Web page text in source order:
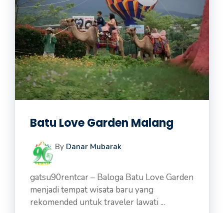
Batu Love Garden Malang
By Danar Mubarak
gatsu90rentcar – Baloga Batu Love Garden
menjadi tempat wisata baru yang
rekomended untuk traveler lawati ...